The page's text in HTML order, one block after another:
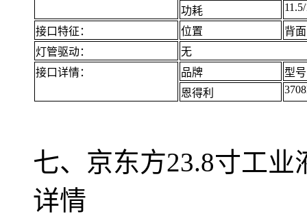
功耗
接口特征： 位置
背面
灯管驱动：
无
接口详情：
品牌
型号
恩得利
七、京东方23.8寸工业
详情